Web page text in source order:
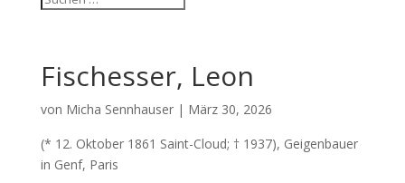
Fischesser, Leon
von Micha Sennhauser| März 30, 2026
(* 12. Oktober 1861 Saint-Cloud; † 1937), Geigenbauer
in Genf, Paris